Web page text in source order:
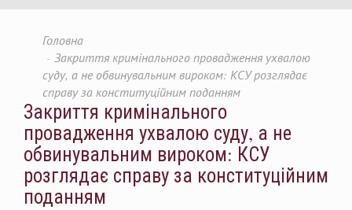
Головна
Закриття кримінального провадження ухвалою
суду, а не обвинувальним вироком: КСУ розглядає
справу за конституційним поданням
Закриття кримінального
провадження ухвалою суду, а не
обвинувальним вироком: КСУ
розглядає справу за конституційним
поданням